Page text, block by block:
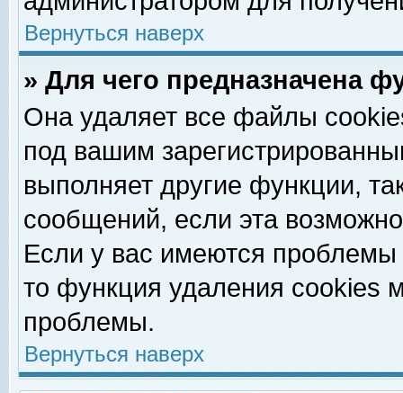
Вернуться наверх
» Для чего предназначена
Она удаляет все файлы
под вашим
выполняет другие функции,
сообщений, если эта
Если у вас имеются
то функция удаления cookies
проблемы.
Вернуться наверх